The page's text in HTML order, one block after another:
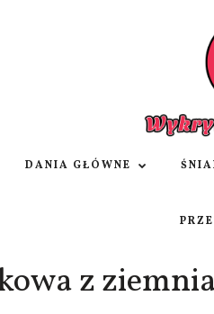
DANIA GŁÓWNE
z